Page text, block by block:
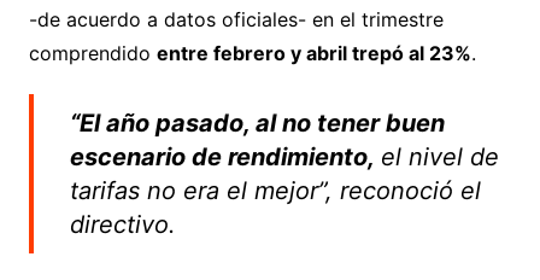
-de acuerdo a datos oficiales- en el trimestre
comprendido entre febrero y abril trepó al 23%.
“El año pasado, al no tener buen
escenario de rendimiento, el nivel de
tarifas no era el mejor”, reconoció el
directivo.